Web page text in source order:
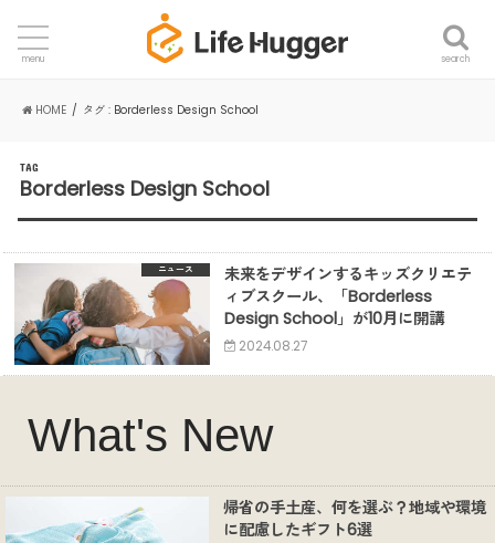
search
menu
HOME タグ : Borderless Design School
TAG
Borderless Design School
ニュース
未来をデザインするキッズクリエテ
ィブスクール、「Borderless
Design School」が10月に開講
2024.08.27
What's New
帰省の手土産、何を選ぶ？地域や環境
に配慮したギフト6選